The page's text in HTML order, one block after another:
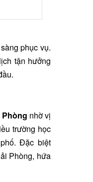
phục vụ.
tận hưởng
Phòng nhờ vị
trường học
Đặc biệt
Phòng, hứa